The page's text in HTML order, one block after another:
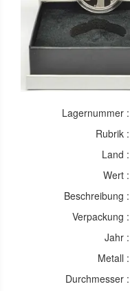
Lagernummer :
Rubrik :
Land :
Wert :
Beschreibung :
Verpackung :
Jahr :
Metall :
Durchmesser :